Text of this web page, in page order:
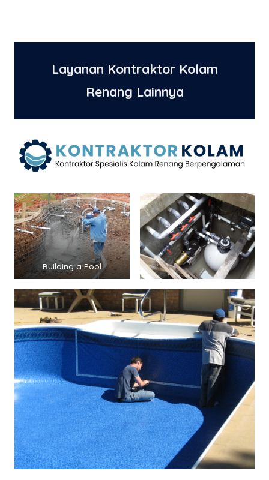
Layanan Kontraktor Kolam
Renang Lainnya
Building a Pool